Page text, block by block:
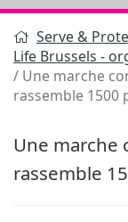
Serve &
Life Brussels -
Une marche
rassemble 1500
Une marche
rassemble